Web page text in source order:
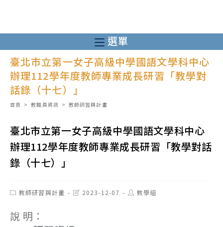
至
主
內
選單
臺北市立第一女子高級中學國語文學科中心
辦理112學年度教師專業成長研習「教學對
話錄（十七）」
首頁 > 教職員資訊 > 教師研習與計畫
臺北市立第一女子高級中學國語文學科中心
辦理112學年度教師專業成長研習「教學對話
錄（十七）」
Post教師研習與計畫
Post2023-12-07
Post教學組
說 明：